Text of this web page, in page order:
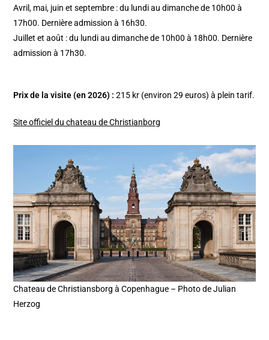
Avril, mai, juin et septembre : du lundi au dimanche de 10h00 à
17h00. Dernière admission à 16h30.
Juillet et août : du lundi au dimanche de 10h00 à 18h00. Dernière
admission à 17h30.
Prix de la visite (en 2026) : 215 kr (environ 29 euros) à plein tarif.
Site officiel du chateau de Christianborg
Chateau de Christiansborg à Copenhague – Photo de Julian
Herzog